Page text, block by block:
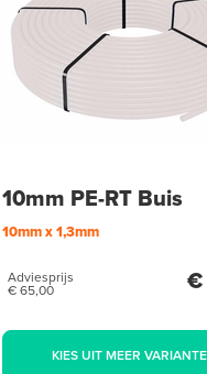
10mm PE-RT Buis
10mm x 1,3mm
Adviesprijs
€ 65,00
€
KIES UIT MEER